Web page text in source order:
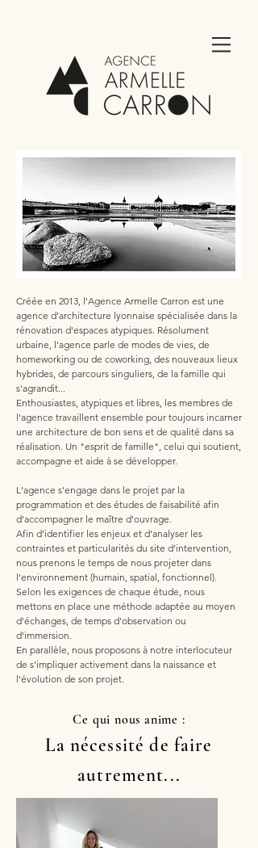
Créée en 2013, l'Agence Armelle Carron est une
agence d'architecture lyonnaise spécialisée dans la
rénovation d'espaces atypiques. Résolument
urbaine, l'agence parle de modes de vies, de
homeworking ou de coworking, des nouveaux lieux
hybrides, de parcours singuliers, de la famille qui
s'agrandit...
Enthousiastes, atypiques et libres, les membres de
l'agence travaillent ensemble pour toujours incarner
une architecture de bon sens et de qualité dans sa
réalisation. Un "esprit de famille", celui qui soutient,
accompagne et aide à se développer.
L'agence s'engage dans le projet par la
programmation et des études de faisabilité afin
d'accompagner le maître d'ouvrage.
Afin d’identifier les enjeux et d’analyser les
contraintes et particularités du site d’intervention,
nous prenons le temps de nous projeter dans
l'environnement (humain, spatial, fonctionnel).
Selon les exigences de chaque étude, nous
mettons en place une méthode adaptée au moyen
d'échanges, de temps d'observation ou
d'immersion.
En parallèle, nous proposons à notre interlocuteur
de s'impliquer activement dans la naissance et
l'évolution de son projet.
Ce qui nous anime :
La nécessité de faire
autrement...